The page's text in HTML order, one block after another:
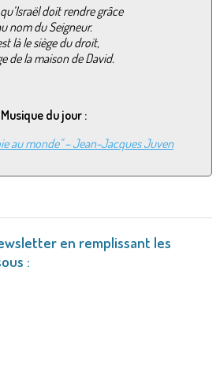
qu’Israël doit rendre grâce
nom du Seigneur.
là le siège du droit,
de la maison de David.
Musique du jour :
au monde" – Jean-Jacques Juven
en remplissant les
: